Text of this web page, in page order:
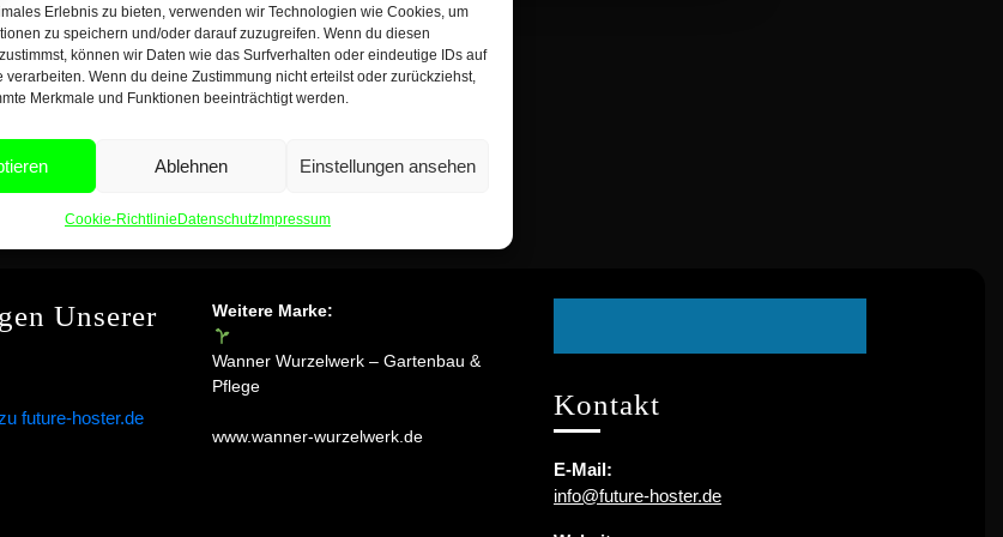
Erlebnis zu bieten, verwenden wir Technologien wie Cookies, um
zu speichern und/oder darauf zuzugreifen. Wenn du diesen
können wir Daten wie das Surfverhalten oder eindeutige IDs auf
verarbeiten. Wenn du deine Zustimmung nicht erteilst oder zurückziehst,
Merkmale und Funktionen beeinträchtigt werden.
Ablehnen Einstellungen ansehen
Cookie-Richtlinie DatenschutzImpressum
Gallery´n esrtellen und abrufen) -Chat-
Unserer
Weitere Marke:
Wanner Wurzelwerk – Gartenbau &
Pflege
www.wanner-wurzelwerk.de
Kontakt
E-Mail:
info@future-hoster.de